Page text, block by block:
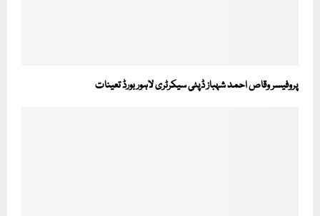
پروفیسر وقاص احمد شہباز ڈپٹی سیکرٹری لاہور بورڈ تعینات